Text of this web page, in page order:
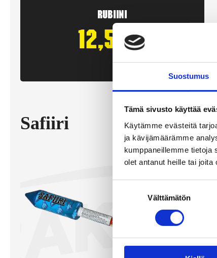
Suostumus
Tämä sivusto käyttää
Käytämme evästeitä
ja kävijämäärämme
kumppaneillemme tietoja
olet antanut heille tai joita
Välttämätön
Rubiini
12,50€
Safiiri